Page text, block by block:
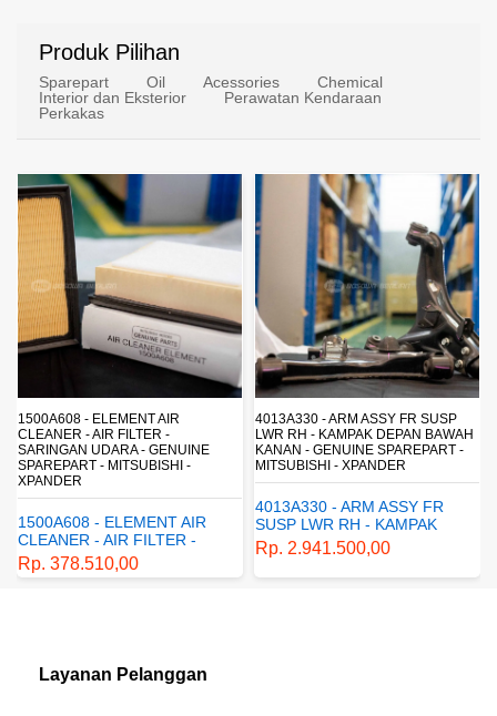
Produk Pilihan
Sparepart Oil Acessories
Chemical
Interior dan Eksterior
Perawatan Kendaraan
Perkakas
4013A330 - ARM ASSY FR SUSP
LWR RH - KAMPAK DEPAN BAWAH
KANAN - GENUINE SPAREPART -
MITSUBISHI - XPANDER
SUSP LWR RH - KAMPAK
DEPAN BAWAH KANAN -
GENUINE SPAREPART -
MITSUBISHI - XPANDER
Rp. 2.941.500,00
4162A413 - SHOCK ABSORBER RR
SUSP - SUSPENSI BELAKANG -
SHOCKBREAKER BELAKANG -
GENUINE SPAREPART -
MITSUBISHI - XPANDER
4162A413 - SHOCK
ABSORBER RR SUSP -
SUSPENSI BELAKANG -
SHOCKBREAKER BELAKANG
Rp. 1.198.800,00
Layanan Pelanggan